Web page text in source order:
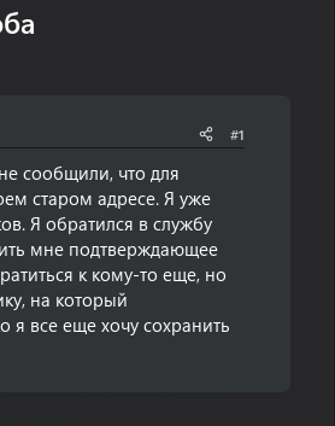
#1
сообщили, что для
старом адресе. Я уже
Я обратился в службу
мне подтверждающее
к кому-то еще, но
на который
я все еще хочу сохранить